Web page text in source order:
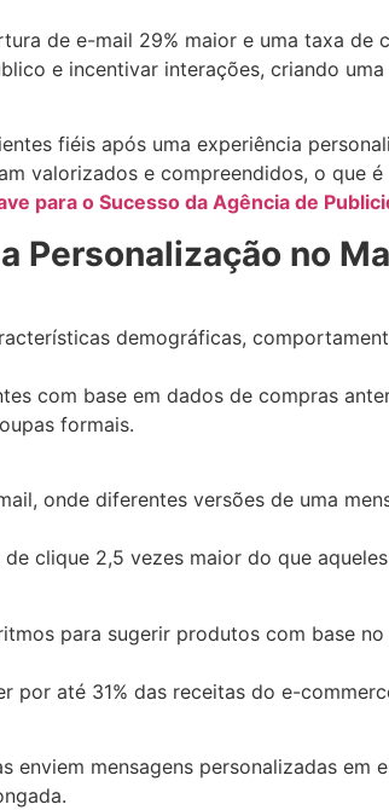
de e-mail 29% maior e uma taxa de
e incentivar interações, criando
fiéis após uma experiência
valorizados e compreendidos, o que
para o Sucesso da Agência de
Personalização no
demográficas,
com base em dados de compras
formais.
onde diferentes versões de uma
clique 2,5 vezes maior do que
para sugerir produtos com base
por até 31% das receitas do e-
enviem mensagens personalizadas